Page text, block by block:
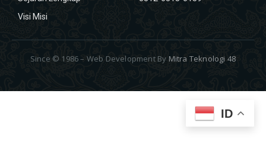
Visi Misi
Since © 1986 – Web Development By Mitra Teknologi 48
ID